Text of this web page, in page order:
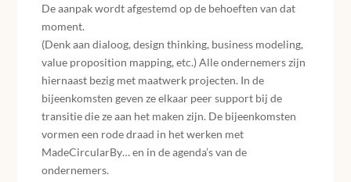
De aanpak wordt afgestemd op de behoeften van dat
moment.
(Denk aan dialoog, design thinking, business modeling,
value proposition mapping, etc.) Alle ondernemers zijn
hiernaast bezig met maatwerk projecten. In de
bijeenkomsten geven ze elkaar peer support bij de
transitie die ze aan het maken zijn. De bijeenkomsten
vormen een rode draad in het werken met
MadeCircularBy… en in de agenda’s van de
ondernemers.